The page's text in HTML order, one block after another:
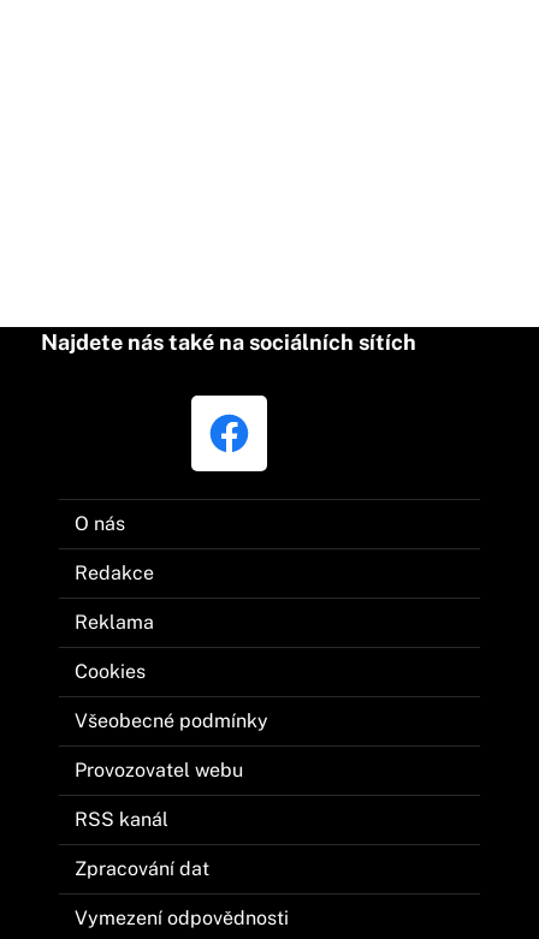
Najdete nás také na sociálních sítích
O nás
Redakce
Reklama
Cookies
Všeobecné podmínky
Provozovatel webu
RSS kanál
Zpracování dat
Vymezení odpovědnosti